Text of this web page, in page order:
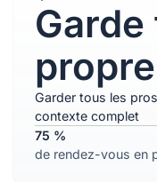
Garde
propre
Garder tous les
contexte complet
75 %
de rendez-vous en